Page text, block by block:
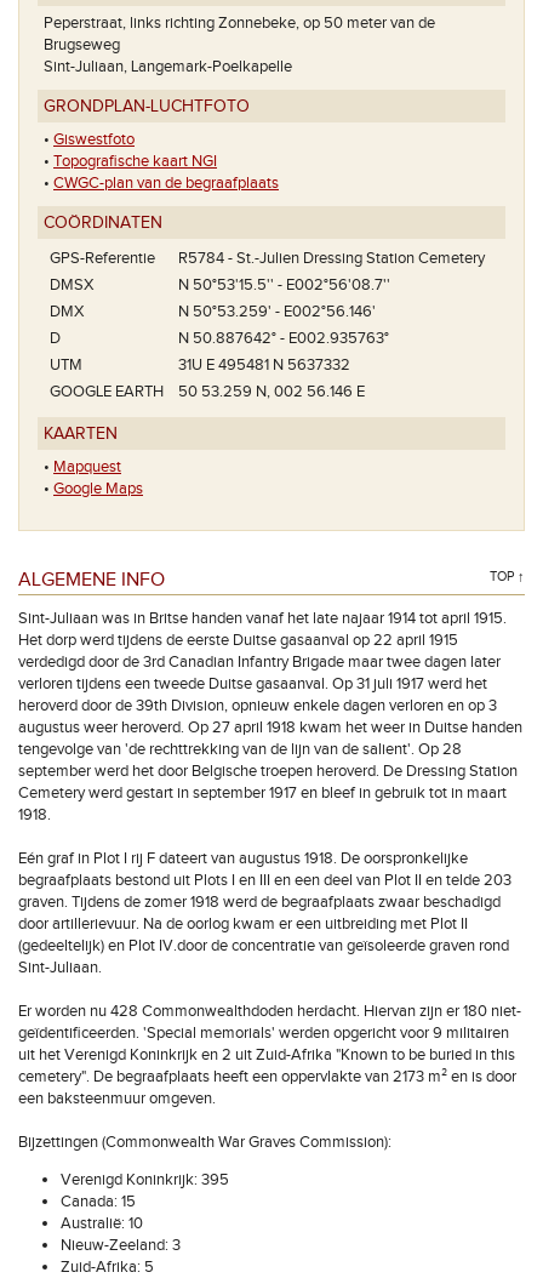
Peperstraat, links richting Zonnebeke, op 50 meter van de
Brugseweg
Sint-Juliaan, Langemark-Poelkapelle
GRONDPLAN-LUCHTFOTO
• Giswestfoto
• Topografische kaart NGI
• CWGC-plan van de begraafplaats
COÖRDINATEN
GPS-Referentie
R5784 - St.-Julien Dressing Station Cemetery
DMSX
N 50°53'15.5'' - E002°56'08.7''
DMX
N 50°53.259' - E002°56.146'
D
N 50.887642° - E002.935763°
UTM
31U E 495481 N 5637332
GOOGLE EARTH
50 53.259 N, 002 56.146 E
KAARTEN
• Mapquest
• Google Maps
ALGEMENE INFO TOP ↑
Sint-Juliaan was in Britse handen vanaf het late najaar 1914 tot april 1915.
Het dorp werd tijdens de eerste Duitse gasaanval op 22 april 1915
verdedigd door de 3rd Canadian Infantry Brigade maar twee dagen later
verloren tijdens een tweede Duitse gasaanval. Op 31 juli 1917 werd het
heroverd door de 39th Division, opnieuw enkele dagen verloren en op 3
augustus weer heroverd. Op 27 april 1918 kwam het weer in Duitse handen
tengevolge van 'de rechttrekking van de lijn van de salient'. Op 28
september werd het door Belgische troepen heroverd. De Dressing Station
Cemetery werd gestart in september 1917 en bleef in gebruik tot in maart
1918.
Eén graf in Plot I rij F dateert van augustus 1918. De oorspronkelijke
begraafplaats bestond uit Plots I en III en een deel van Plot II en telde 203
graven. Tijdens de zomer 1918 werd de begraafplaats zwaar beschadigd
door artillerievuur. Na de oorlog kwam er een uitbreiding met Plot II
(gedeeltelijk) en Plot IV.door de concentratie van geïsoleerde graven rond
Sint-Juliaan.
Er worden nu 428 Commonwealthdoden herdacht. Hiervan zijn er 180 niet-
geïdentificeerden. 'Special memorials' werden opgericht voor 9 militairen
uit het Verenigd Koninkrijk en 2 uit Zuid-Afrika "Known to be buried in this
cemetery". De begraafplaats heeft een oppervlakte van 2173 m² en is door
een baksteenmuur omgeven.
Bijzettingen (Commonwealth War Graves Commission):
Verenigd Koninkrijk: 395
Canada: 15
Australië: 10
Nieuw-Zeeland: 3
Zuid-Afrika: 5